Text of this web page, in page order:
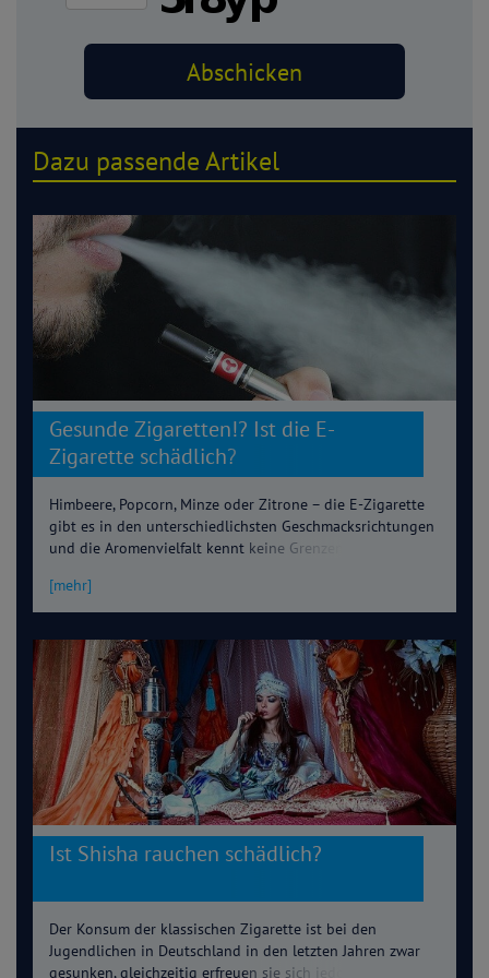
Dazu passende Artikel
Gesunde Zigaretten!? Ist die E-
Zigarette schädlich?
Himbeere, Popcorn, Minze oder Zitrone – die E-Zigarette
gibt es in den unterschiedlichsten Geschmacksrichtungen
und die Aromenvielfalt kennt keine Grenzen. Das
vermeintlich gesündere Alternative zur klassischen
Zigarette. Aber das ist ein Trugschluss, denn auch E-
Zigaretten sind schädlich und bergen ein
Gesundheitsrisiko.
[mehr]
Ist Shisha rauchen schädlich?
Der Konsum der klassischen Zigarette ist bei den
Jugendlichen in Deutschland in den letzten Jahren zwar
gesunken, gleichzeitig erfreuen sie sich jedoch eines